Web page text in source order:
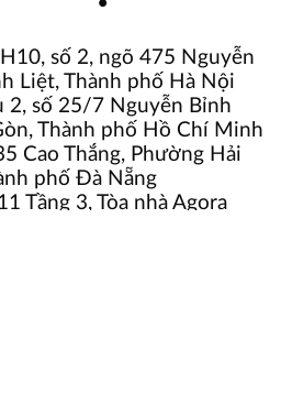
số 2, ngõ 475 Nguyễn
Liệt, Thành phố Hà Nội
2, số 25/7 Nguyễn Bỉnh
Thành phố Hồ Chí Minh
Cao Thắng, Phường Hải
phố Đà Nẵng
Tầng 3, Tòa nhà Agora